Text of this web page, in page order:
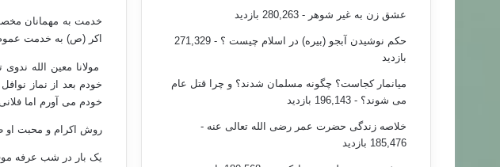
خدمت به مهمانان
اکر (ص) به خدمت عموم
مولانا معین الله
خودم بعد از نماز
خودم می آورم اما
روش اکرام و محبت او
یک بار در شب عرفه
عشق زن به غیر شوهر - 280,263 بازدید
حکم نوشیدن آبجو (بیره) در اسلام چیست ؟
- 271,329
بازدید
میانمار کجاست؟ چگونه مسلمان شدند؟ و چرا قتل عام
می شوند؟ - 196,143 بازدید
خلاصه زندگی حضرت عمر رضی الله تعالی عنه -
185,476 بازدید